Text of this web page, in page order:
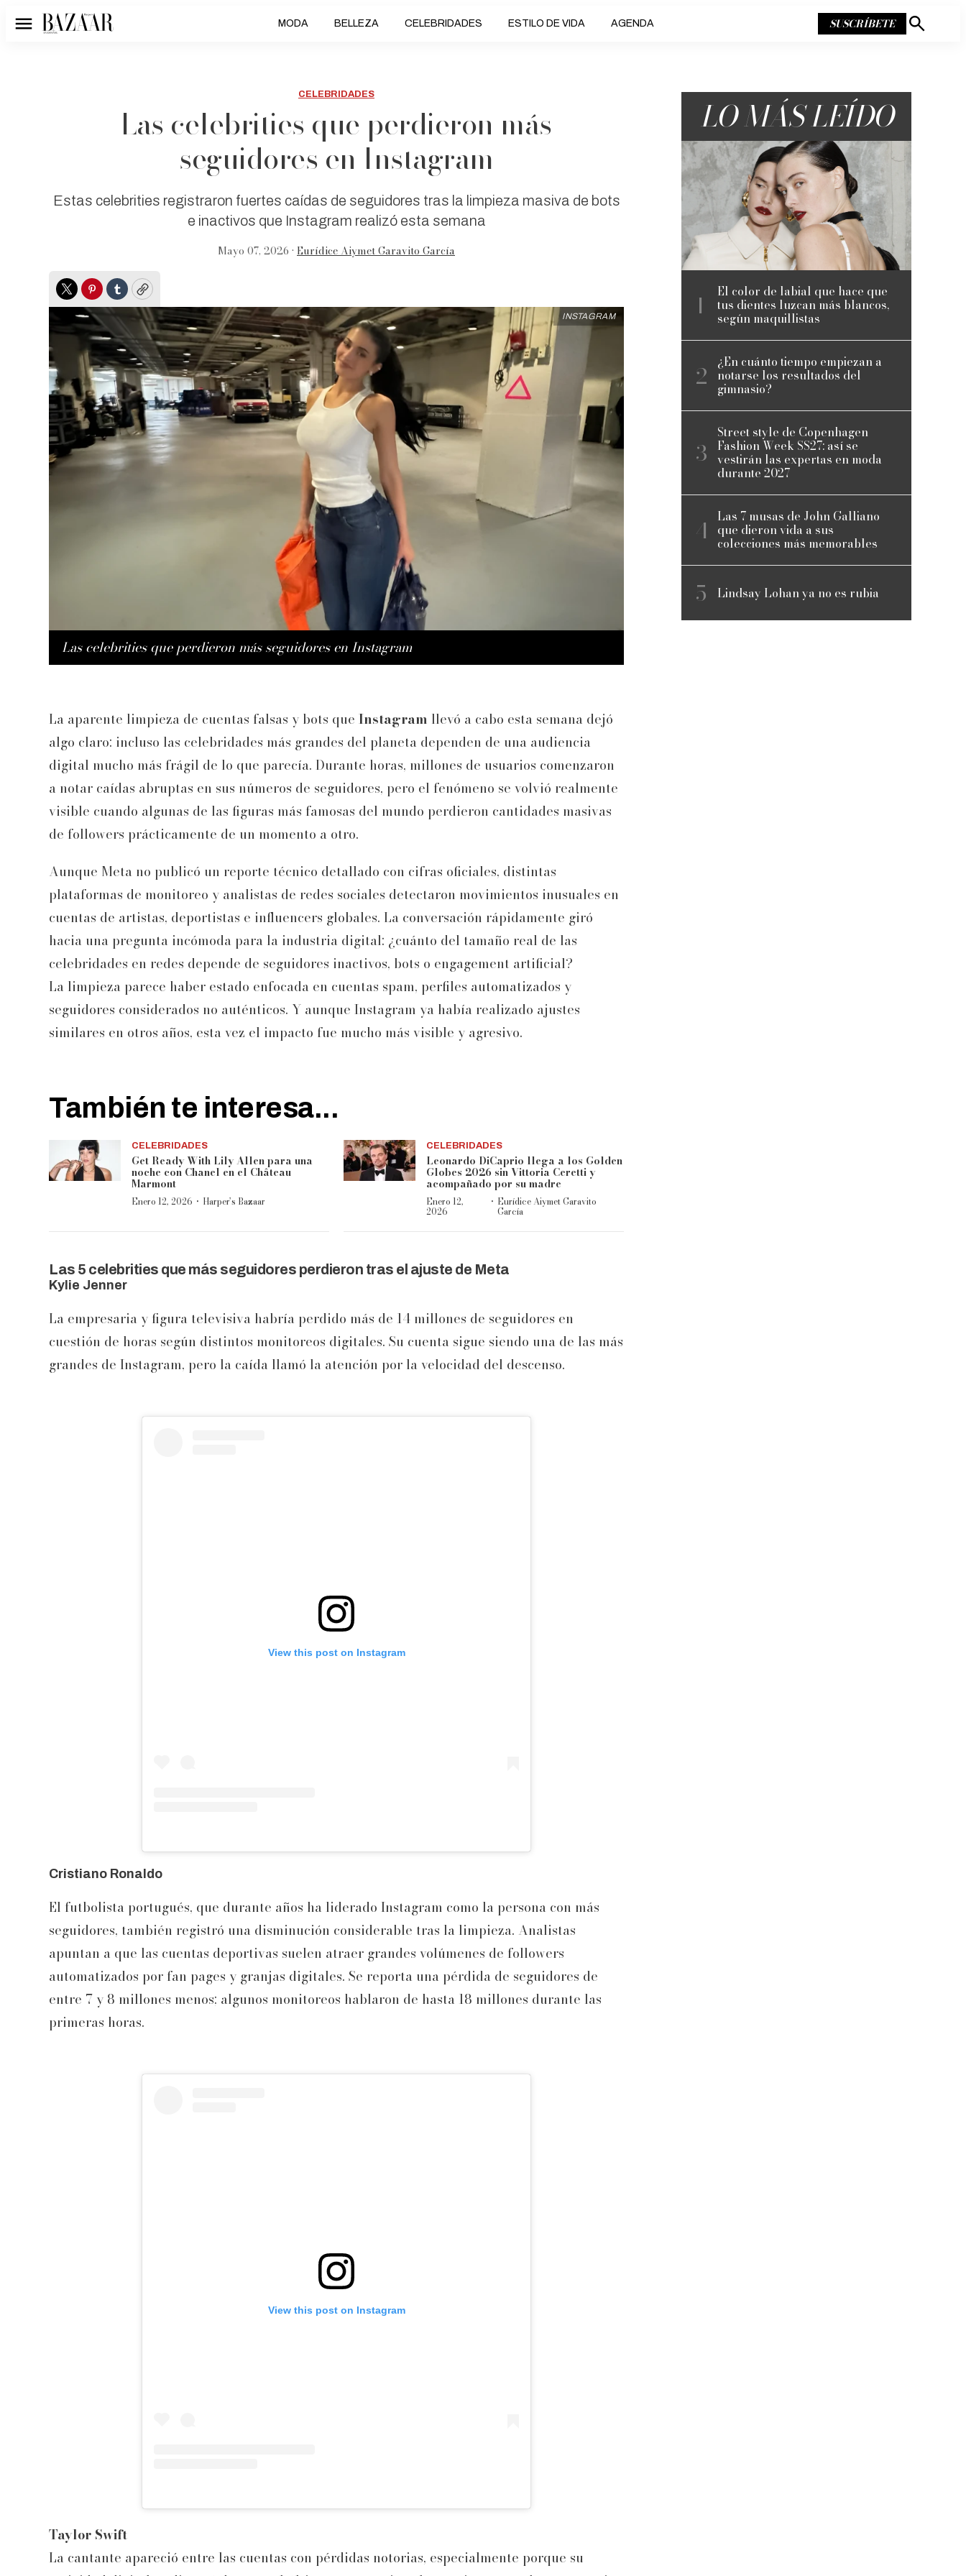
Menú MODA BELLEZA CELEBRIDADES ESTILO DE VIDA AGENDA SUSCRÍBETE
Mostrar
CELEBRIDADES
Las celebrities que perdieron más
seguidores en Instagram
Estas celebrities registraron fuertes caídas de seguidores tras la limpieza masiva de bots
e inactivos que Instagram realizó esta semana
Mayo 07, 2026 • Eurídice Aiymet Garavito García
TwitterPinterest
TumblrCopy
Las celebrities que perdieron más seguidores en Instagram
INSTAGRAM
La aparente limpieza de cuentas falsas y bots que Instagram llevó a cabo esta semana dejó
algo claro: incluso las celebridades más grandes del planeta dependen de una audiencia
digital mucho más frágil de lo que parecía. Durante horas, millones de usuarios comenzaron
a notar caídas abruptas en sus números de seguidores, pero el fenómeno se volvió realmente
visible cuando algunas de las figuras más famosas del mundo perdieron cantidades masivas
de followers prácticamente de un momento a otro.
Aunque Meta no publicó un reporte técnico detallado con cifras oficiales, distintas
plataformas de monitoreo y analistas de redes sociales detectaron movimientos inusuales en
cuentas de artistas, deportistas e influencers globales. La conversación rápidamente giró
hacia una pregunta incómoda para la industria digital: ¿cuánto del tamaño real de las
celebridades en redes depende de seguidores inactivos, bots o engagement artificial?
La limpieza parece haber estado enfocada en cuentas spam, perfiles automatizados y
seguidores considerados no auténticos. Y aunque Instagram ya había realizado ajustes
similares en otros años, esta vez el impacto fue mucho más visible y agresivo.
También te interesa...
CELEBRIDADES
Get Ready With Lily Allen para una
noche con Chanel en el Château
Marmont
Enero 12, 2026 · Harper’s Bazaar
CELEBRIDADES
Leonardo DiCaprio llega a los Golden
Globes 2026 sin Vittoria Ceretti y
acompañado por su madre
Enero 12,
2026 · Eurídice Aiymet Garavito
García
Las 5 celebrities que más seguidores perdieron tras el ajuste de Meta
Kylie Jenner
La empresaria y figura televisiva habría perdido más de 14 millones de seguidores en
cuestión de horas según distintos monitoreos digitales. Su cuenta sigue siendo una de las más
grandes de Instagram, pero la caída llamó la atención por la velocidad del descenso.
View this post on Instagram
Cristiano Ronaldo
El futbolista portugués, que durante años ha liderado Instagram como la persona con más
seguidores, también registró una disminución considerable tras la limpieza. Analistas
apuntan a que las cuentas deportivas suelen atraer grandes volúmenes de followers
automatizados por fan pages y granjas digitales. Se reporta una pérdida de seguidores de
entre 7 y 8 millones menos; algunos monitoreos hablaron de hasta 18 millones durante las
primeras horas.
View this post on Instagram
Taylor Swift
La cantante apareció entre las cuentas con pérdidas notorias, especialmente porque su
LO MÁS LEÍDO
El color de labial que hace que
tus dientes luzcan más blancos,
según maquillistas
¿En cuánto tiempo empiezan a
notarse los resultados del
gimnasio?
Street style de Copenhagen
Fashion Week SS27: así se
vestirán las expertas en moda
durante 2027
Las 7 musas de John Galliano
que dieron vida a sus
colecciones más memorables
Lindsay Lohan ya no es rubia